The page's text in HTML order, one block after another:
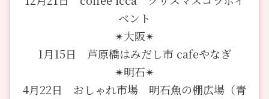
ベント
✴︎大阪✴︎
1月15日 芦原橋はみだし市 cafeやなぎ
✴︎明石✴︎
4月22日 おしゃれ市場 明石魚の棚広場（青